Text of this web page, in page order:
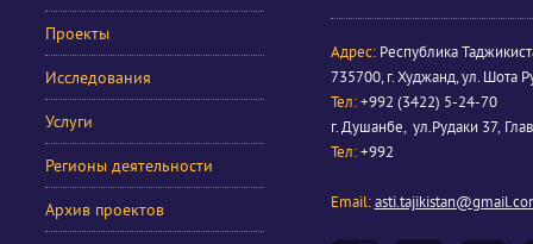
Проекты
Исследования
Услуги
Регионы деятельности
Архив проектов
Адрес: Республика
735700, г. Худжанд, ул. Шота
Тел:+992 (3422) 5-24-70
г. Душанбе, ул.Рудаки 37,
Тел:+992
Email: